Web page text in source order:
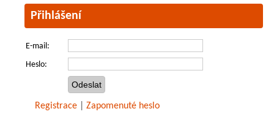
Přihlášení
E-mail:
Heslo:
Registrace Zapomenuté heslo